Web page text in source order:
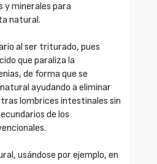
y minerales para
natural.
al ser triturado, pues
que paraliza la
de forma que se
ayudando a eliminar
lombrices intestinales sin
de los
usándose por ejemplo, en